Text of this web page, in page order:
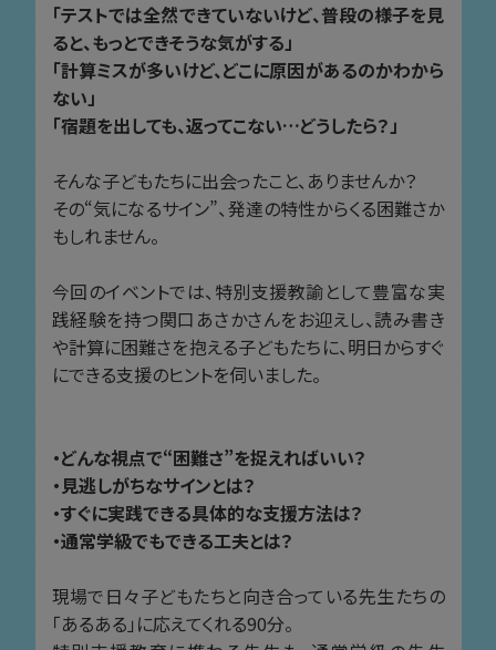
「テストでは全然できていないけど、普段の様子を見
ると、もっとできそうな気がする」
「計算ミスが多いけど、どこに原因があるのかわから
ない」
「宿題を出しても、返ってこない…どうしたら？」
そんな子どもたちに出会ったこと、ありませんか？
その“気になるサイン”、発達の特性からくる困難さか
もしれません。
今回のイベントでは、特別支援教諭として豊富な実
践経験を持つ関口あさかさんをお迎えし、読み書き
や計算に困難さを抱える子どもたちに、明日からすぐ
にできる支援のヒントを伺いました。
・どんな視点で“困難さ”を捉えればいい？
・見逃しがちなサインとは？
・すぐに実践できる具体的な支援方法は？
・通常学級でもできる工夫とは？
現場で日々子どもたちと向き合っている先生たちの
「あるある」に応えてくれる90分。